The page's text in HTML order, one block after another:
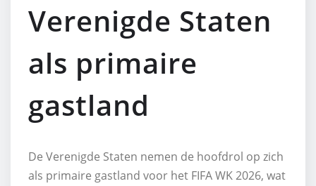
Verenigde Staten
als primaire
gastland
De Verenigde Staten nemen de hoofdrol op zich
als primaire gastland voor het FIFA WK 2026, wat